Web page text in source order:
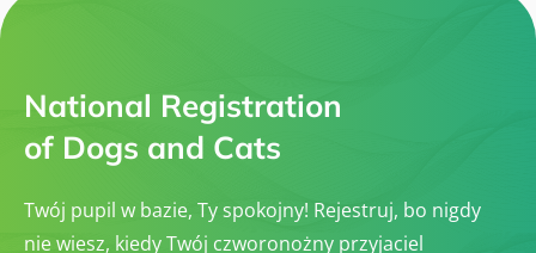
National Registration
of Dogs and Cats
Twój pupil w bazie, Ty spokojny! Rejestruj, bo nigdy
nie wiesz, kiedy Twój czworonożny przyjaciel